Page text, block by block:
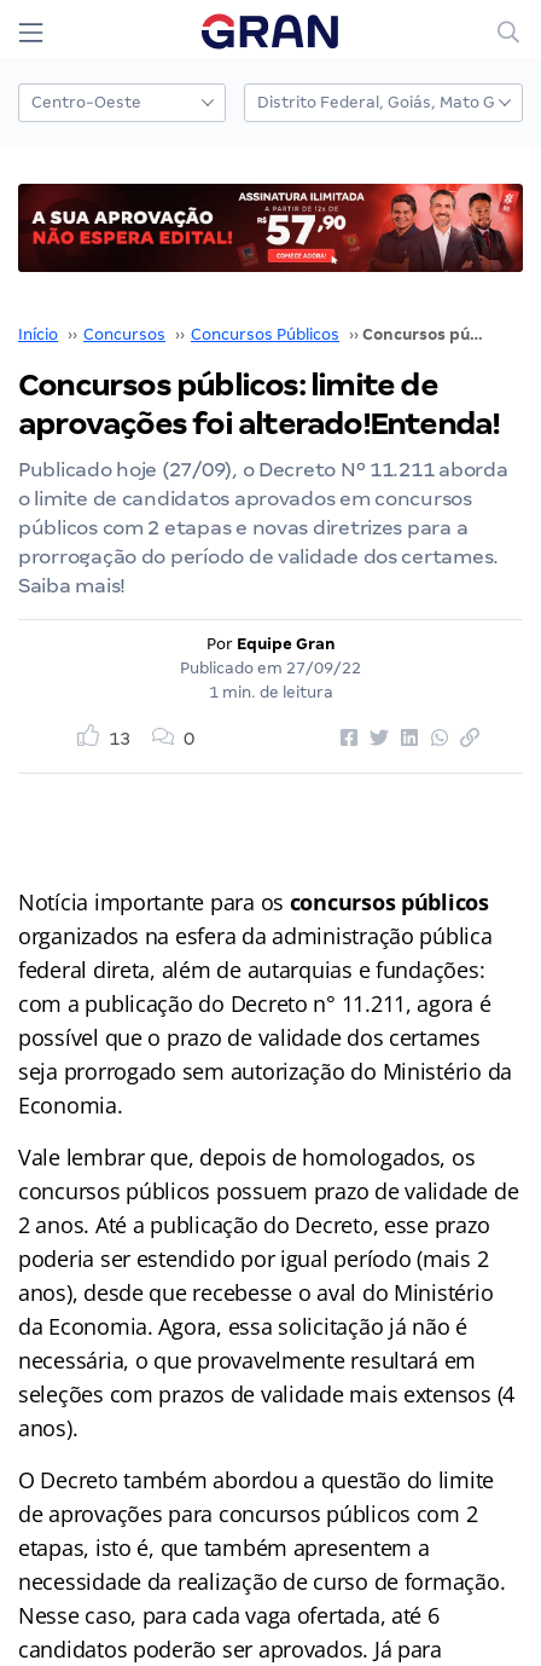
Início ›› Concursos ›› Concursos Públicos ›› Concursos públicos: limite de aprovações foi alterado!Entenda!
Concursos públicos: limite de
aprovações foi alterado!Entenda!
Publicado hoje (27/09), o Decreto Nº 11.211 aborda
o limite de candidatos aprovados em concursos
públicos com 2 etapas e novas diretrizes para a
prorrogação do período de validade dos certames.
Saiba mais!
Por Equipe Gran
Publicado em 27/09/22
1 min. de leitura
13 0
Notícia importante para os concursos públicos
organizados na esfera da administração pública
federal direta, além de autarquias e fundações:
com a publicação do Decreto n° 11.211, agora é
possível que o prazo de validade dos certames
seja prorrogado sem autorização do Ministério da
Economia.
Vale lembrar que, depois de homologados, os
concursos públicos possuem prazo de validade de
2 anos. Até a publicação do Decreto, esse prazo
poderia ser estendido por igual período (mais 2
anos), desde que recebesse o aval do Ministério
da Economia. Agora, essa solicitação já não é
necessária, o que provavelmente resultará em
seleções com prazos de validade mais extensos (4
anos).
O Decreto também abordou a questão do limite
de aprovações para concursos públicos com 2
etapas, isto é, que também apresentem a
necessidade da realização de curso de formação.
Nesse caso, para cada vaga ofertada, até 6
candidatos poderão ser aprovados. Já para